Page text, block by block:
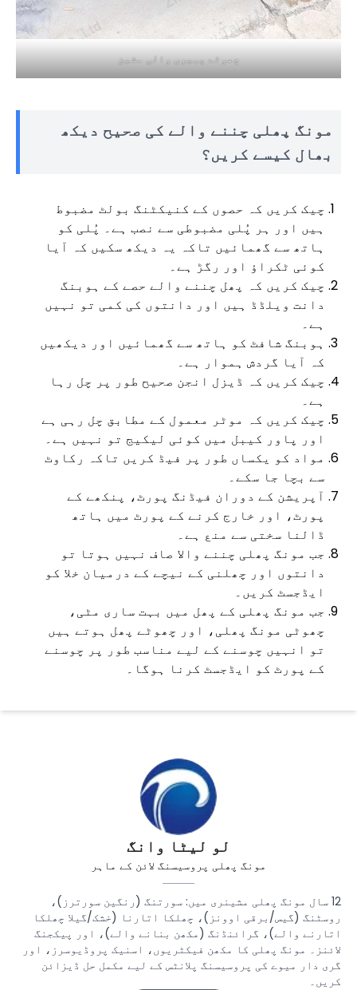
لو لیٹا وانگ
مونگ پھلی پروسیسنگ لائن کے ماہر
12 سال مونگ پھلی مشینری میں: سورتنگ (رنگین سورترز)،
روسٹنگ (گیس/برقی اوونز)، چھلکا اتارنا (خشک/گیلا چھلکا
اتارنے والے)، گرائنڈنگ (مکھن بنانے والے)، اور پیکجنگ
لائنز۔ مونگ پھلی کا مکھن فیکٹریوں، اسنیک پروڈیوسرز، اور
گری دار میوے کی پروسیسنگ پلانٹس کے لیے مکمل حل ڈیزائن
کریں۔
چھوٹے پہیوں والی مشین
مونگ پھلی چننے والے کی صحیح دیکھ
بھال کیسے کریں؟
چیک کریں کہ حصوں کے کنیکٹنگ بولٹ مضبوط
ہیں اور ہر پُلی مضبوطی سے نصب ہے۔ پُلی کو
ہاتھ سے گھمائیں تاکہ یہ دیکھ سکیں کہ آیا
کوئی ٹکراؤ اور رگڑ ہے۔
چیک کریں کہ پھل چننے والے حصے کے ہوبنگ
دانت ویلڈڈ ہیں اور دانتوں کی کمی تو نہیں
ہے۔
ہوبنگ شافٹ کو ہاتھ سے گھمائیں اور دیکھیں
کہ آیا گردش ہموار ہے۔
چیک کریں کہ ڈیزل انجن صحیح طور پر چل رہا
ہے۔
چیک کریں کہ موٹر معمول کے مطابق چل رہی ہے
اور پاور کیبل میں کوئی لیکیج تو نہیں ہے۔
مواد کو یکساں طور پر فیڈ کریں تاکہ رکاوٹ
سے بچا جا سکے۔
آپریشن کے دوران فیڈنگ پورٹ، پنکھے کے
پورٹ، اور خارج کرنے کے پورٹ میں ہاتھ
ڈالنا سختی سے منع ہے۔
جب مونگ پھلی چننے والا صاف نہیں ہوتا تو
دانتوں اور چھلنی کے نیچے کے درمیان خلا کو
ایڈجسٹ کریں۔
جب مونگ پھلی کے پھل میں بہت ساری مٹی،
چھوٹی مونگ پھلی، اور چھوٹے پھل ہوتے ہیں
تو انہیں چوسنے کے لیے مناسب طور پر چوسنے
کے پورٹ کو ایڈجسٹ کرنا ہوگا۔